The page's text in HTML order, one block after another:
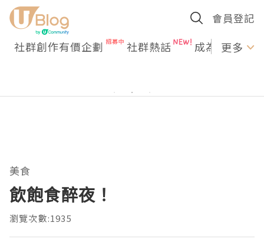
會員登記
社群創作有價企劃 社群熱話 成為U更多
美食
飲飽食醉夜！
瀏覽次數:1935